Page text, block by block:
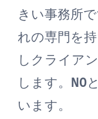
きい事務所
れの専門を
しクライア
します。NO
います。